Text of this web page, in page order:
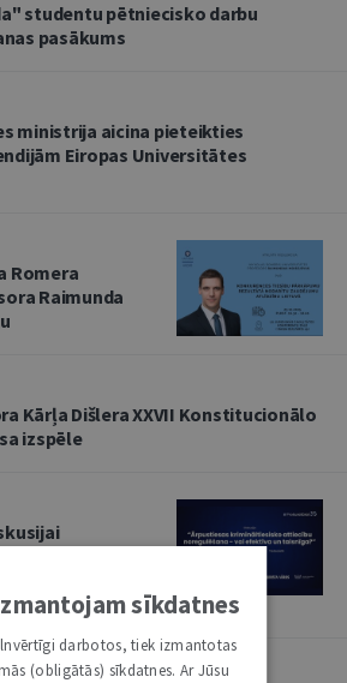
studentu pētniecisko darbu
pasākums
ministrija aicina pieteikties
Eiropas Universitātes
Romera
Raimunda
Kārļa Dišlera XXVII Konstitucionālo
izspēle
– vai efektīva
sīkdatnes
darbotos, tiek izmantotas
(obligātās) sīkdatnes. Ar Jūsu